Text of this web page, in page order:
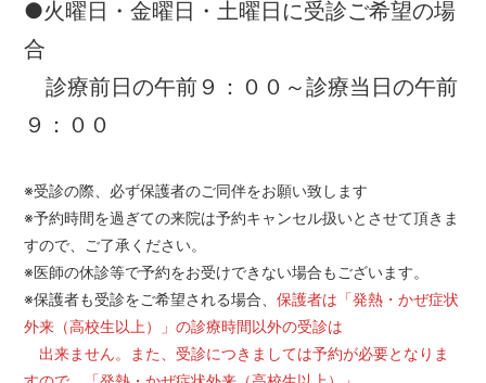
●火曜日・金曜日・土曜日に受診ご希望の場
合
診療前日の午前９：００～診療当日の午前
９：００
※受診の際、必ず保護者のご同伴をお願い致します
※予約時間を過ぎての来院は予約キャンセル扱いとさせて頂きま
すので、ご了承ください。
※医師の休診等で予約をお受けできない場合もございます。
※保護者も受診をご希望される場合、保護者は「発熱・かぜ症状
外来（高校生以上）」の診療時間以外の受診は
出来ません。また、受診につきましては予約が必要となりま